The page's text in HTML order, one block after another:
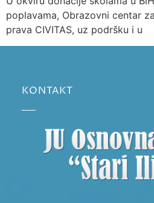
poplavama, Obrazovni centar
prava CIVITAS, uz podršku i u
KONTAKT